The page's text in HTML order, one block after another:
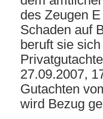
des Zeugen
Schaden auf
beruft sie
27.09.2007,
Gutachten
wird Bezug